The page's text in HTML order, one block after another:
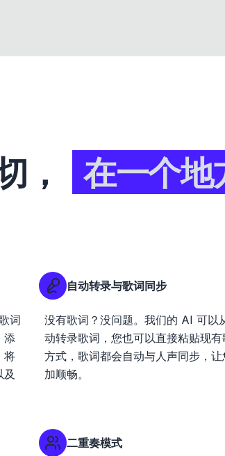
， 在一个地
词
添
将
自动转录与歌词同步
没有歌词？没问题。我们的 AI 可以
动转录歌词，您也可以直接粘贴现
方式，歌词都会自动与人声同步，
加顺畅。
二重奏模式